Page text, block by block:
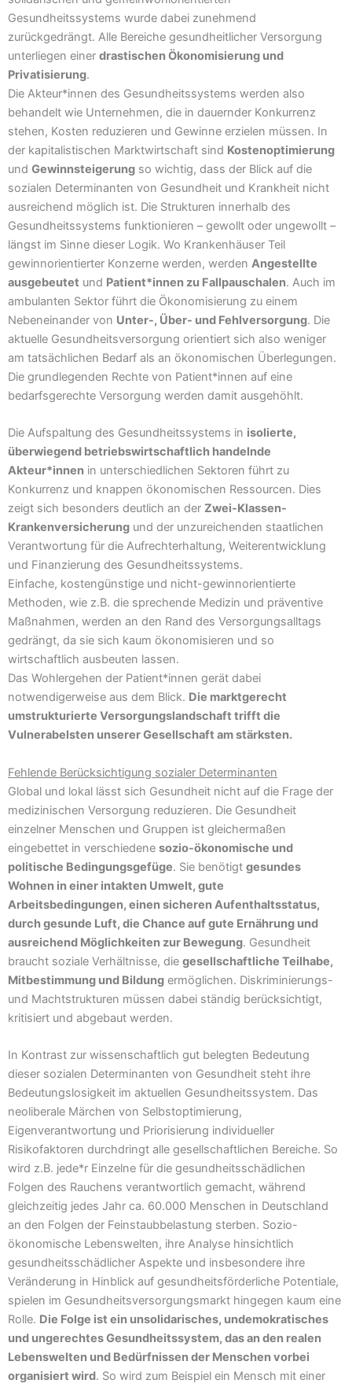
Gesundheitssystems wurde dabei zunehmend
zurückgedrängt. Alle Bereiche gesundheitlicher Versorgung
unterliegen einer drastischen Ökonomisierung und
Privatisierung.
Die Akteur*innen des Gesundheitssystems werden also
behandelt wie Unternehmen, die in dauernder Konkurrenz
stehen, Kosten reduzieren und Gewinne erzielen müssen. In
der kapitalistischen Marktwirtschaft sind Kostenoptimierung
und Gewinnsteigerung so wichtig, dass der Blick auf die
sozialen Determinanten von Gesundheit und Krankheit nicht
ausreichend möglich ist. Die Strukturen innerhalb des
Gesundheitssystems funktionieren – gewollt oder ungewollt –
längst im Sinne dieser Logik. Wo Krankenhäuser Teil
gewinnorientierter Konzerne werden, werden Angestellte
ausgebeutet und Patient*innen zu Fallpauschalen. Auch im
ambulanten Sektor führt die Ökonomisierung zu einem
Nebeneinander von Unter-, Über- und Fehlversorgung. Die
aktuelle Gesundheitsversorgung orientiert sich also weniger
am tatsächlichen Bedarf als an ökonomischen Überlegungen.
Die grundlegenden Rechte von Patient*innen auf eine
bedarfsgerechte Versorgung werden damit ausgehöhlt.
Die Aufspaltung des Gesundheitssystems in isolierte,
überwiegend betriebswirtschaftlich handelnde
Akteur*innen in unterschiedlichen Sektoren führt zu
Konkurrenz und knappen ökonomischen Ressourcen. Dies
zeigt sich besonders deutlich an der Zwei-Klassen-
Krankenversicherung und der unzureichenden staatlichen
Verantwortung für die Aufrechterhaltung, Weiterentwicklung
und Finanzierung des Gesundheitssystems.
Einfache, kostengünstige und nicht-gewinnorientierte
Methoden, wie z.B. die sprechende Medizin und präventive
Maßnahmen, werden an den Rand des Versorgungsalltags
gedrängt, da sie sich kaum ökonomisieren und so
wirtschaftlich ausbeuten lassen.
Das Wohlergehen der Patient*innen gerät dabei
notwendigerweise aus dem Blick. Die marktgerecht
umstrukturierte Versorgungslandschaft trifft die
Vulnerabelsten unserer Gesellschaft am stärksten.
Fehlende Berücksichtigung sozialer Determinanten
Global und lokal lässt sich Gesundheit nicht auf die Frage der
medizinischen Versorgung reduzieren. Die Gesundheit
einzelner Menschen und Gruppen ist gleichermaßen
eingebettet in verschiedene sozio-ökonomische und
politische Bedingungsgefüge. Sie benötigt gesundes
Wohnen in einer intakten Umwelt, gute
Arbeitsbedingungen, einen sicheren Aufenthaltsstatus,
durch gesunde Luft, die Chance auf gute Ernährung und
ausreichend Möglichkeiten zur Bewegung. Gesundheit
braucht soziale Verhältnisse, die gesellschaftliche Teilhabe,
Mitbestimmung und Bildung ermöglichen. Diskriminierungs-
und Machtstrukturen müssen dabei ständig berücksichtigt,
kritisiert und abgebaut werden.
In Kontrast zur wissenschaftlich gut belegten Bedeutung
dieser sozialen Determinanten von Gesundheit steht ihre
Bedeutungslosigkeit im aktuellen Gesundheitssystem. Das
neoliberale Märchen von Selbstoptimierung,
Eigenverantwortung und Priorisierung individueller
Risikofaktoren durchdringt alle gesellschaftlichen Bereiche. So
wird z.B. jede*r Einzelne für die gesundheitsschädlichen
Folgen des Rauchens verantwortlich gemacht, während
gleichzeitig jedes Jahr ca. 60.000 Menschen in Deutschland
an den Folgen der Feinstaubbelastung sterben. Sozio-
ökonomische Lebenswelten, ihre Analyse hinsichtlich
gesundheitsschädlicher Aspekte und insbesondere ihre
Veränderung in Hinblick auf gesundheitsförderliche Potentiale,
spielen im Gesundheitsversorgungsmarkt hingegen kaum eine
Rolle. Die Folge ist ein unsolidarisches, undemokratisches
und ungerechtes Gesundheitssystem, das an den realen
Lebenswelten und Bedürfnissen der Menschen vorbei
organisiert wird. So wird zum Beispiel ein Mensch mit einer